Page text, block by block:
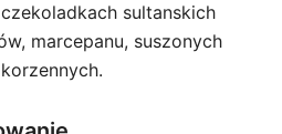
sultanskich
marcepanu, suszonych